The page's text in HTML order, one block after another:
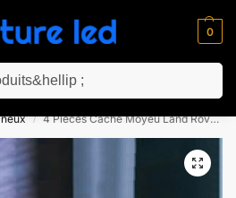
0
nouveaux clients avec le code “NC10”
/ 4 Pièces Cache Moyeu Land Rover Lumineux